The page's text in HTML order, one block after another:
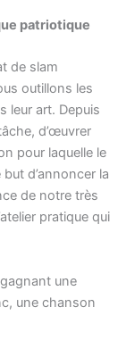
patriotique
de slam
outillons les
leur art. Depuis
d’œuvrer
pour laquelle le
d’annoncer la
de notre très
pratique qui
une
une chanson